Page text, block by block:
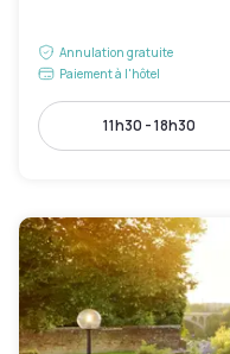
Annulation gratuite
Paiement à l'hôtel
11h30 - 18h30